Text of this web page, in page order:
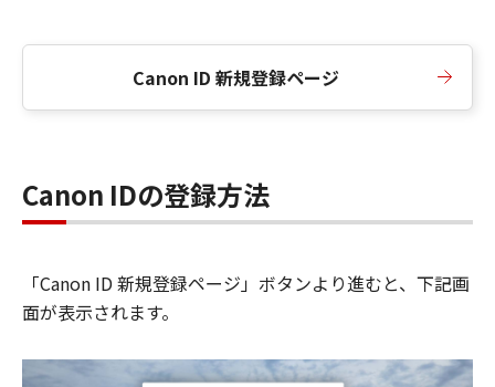
Canon ID 新規登録ページ
Canon IDの登録方法
「Canon ID 新規登録ページ」ボタンより進むと、下記画
面が表示されます。